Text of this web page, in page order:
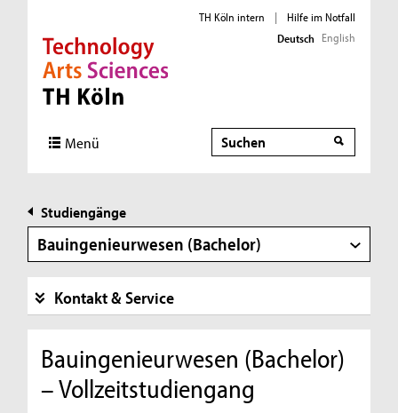
Direkt zur Hauptnavigation
Direkt zur Subnavigation
Direkt zum Inhalt
Direkt zum Fußbereich
TH Köln intern |
Hilfe im Notfall
Deutsch English
Menü Suche
Studiengänge
Bauingenieurwesen (Bachelor)
Kontakt & Service
Bauingenieurwesen (Bachelor)
– Vollzeitstudiengang